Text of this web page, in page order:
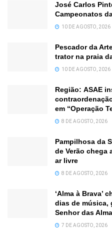
José Carlos
Campeonatos
10 DE AGOSTO, 2026
Pescador da
trator na praia
10 DE AGOSTO, 2026
Região: ASAE
em “Operação
8 DE AGOSTO, 2026
Pampilhosa da
de Verão chega
ar livre
8 DE AGOSTO, 2026
‘Alma à Brava’
dias de música,
Senhor das
7 DE AGOSTO, 2026